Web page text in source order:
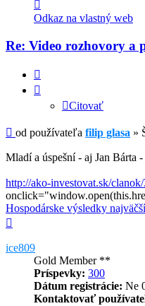
informácie
používateľa
-
filip
Odkaz na vlastný web
Re: Video rozhovory a
Citovať
Príspevok
od používateľa filip glasa »
Mladí a úspešní - aj Jan Bárta
http://ako-investovat.sk/
Hospodárske výsledky
ice809
Gold Member **
Príspevky: 300
Dátum registrácie: Ne
Kontaktovať